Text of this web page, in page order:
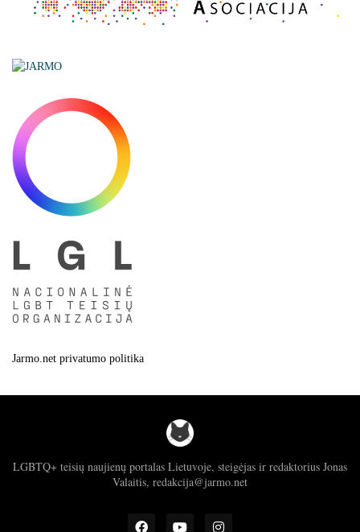
Jarmo.net privatumo politika
LGBTQ+ teisių naujienų portalas Lietuvoje, steigėjas ir redaktorius Jonas
Valaitis, redakcija@jarmo.net